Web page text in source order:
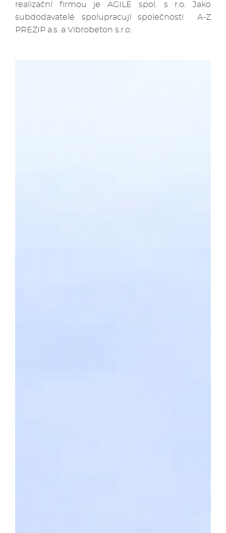
realizační firmou je AGILE spol. s r.o. Jako
subdodavatelé spolupracují společnosti A-Z
PREZIP a.s. a Vibrobeton s.r.o.